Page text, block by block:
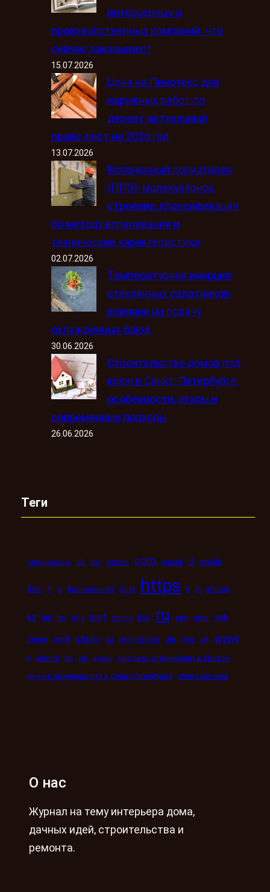
интерьерных и
производственных компаний: что
сейчас заказывают
15.07.2026
Цена на Пинотекс для
наружных работ по
дереву: актуальный
прайс-лист на 2026 год
13.07.2026
Вспененный полиэтилен
(ППЭ): молекулярное
строение, классификация
по методу вспенивания и
технические характеристики
02.07.2026
Температурная инерция
стеклянных салатников:
влияние на подачу
охлаждённых блюд
30.06.2026
Строительство домов под
ключ в Санкт-Петербурге:
особенности, этапы и
современные подходы
26.06.2026
Теги
astronbuildings bb car casino com crucial d daichi
dveri fi g harmoniously html https ii iii iphone
kz led les mig mint online pro ru seo sms spb
steam stolf studio su technorosst utp was wi www
x xiaomi xn xxi кухни
продать антиквариат в Москве
скупка антиквариата в Санкт-Петербурге сплит-система
О нас
Журнал на тему интерьера дома,
дачных идей, строительства и
ремонта.